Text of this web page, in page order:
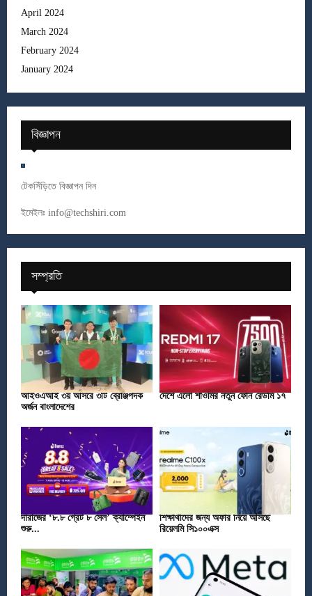
April 2024
March 2024
February 2024
January 2024
বিজ্ঞাপন
টেকসিঁড়িতে বিজ্ঞাপন দিন
ইমেইলঃ info@techshiri.com
সম্প্রতি
আইওএআই ৩য় আসরে ৩টি ব্রোঞ্জপদক
অর্জন বাংলাদেশের
দেশে এলো শাওমির নতুন ফোন রেডমি ১৭
দারাজের ‘৮.৮ গ্রেট ৮ সেল’ ক্যাম্পেইন
শুরু...
শিক্ষার্থীদের জন্য অফার নিয়ে আসছে
রিয়েলমি সি১০০এক্স